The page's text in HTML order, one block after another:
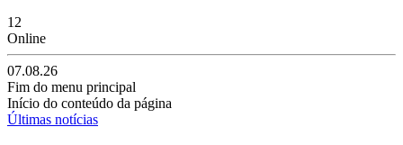
12
Online
07.08.26
Fim do menu principal
Início do conteúdo da página
Últimas notícias